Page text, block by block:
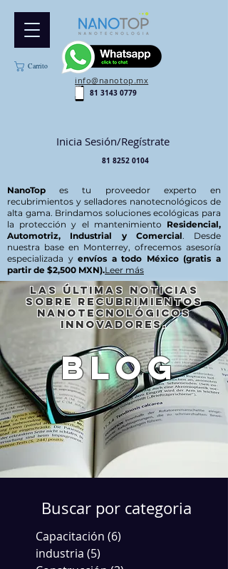
Carrito
info@nanotop.mx
81 3143 0779
Inicia Sesión/Regístrate
81 8252 0104
NanoTop es tu proveedor experto en
recubrimientos y selladores nanotecnológicos de
alta gama. Brindamos soluciones ecológicas para
la protección y el mantenimiento Residencial,
Automotriz, Industrial y Comercial. Desde
nuestra base en Monterrey, ofrecemos asesoría
especializada yenvíos a todo México (gratis a
partir de $2,500 MXN).Leer más
Las últimas noticias
sobre recubrimientos
nanotecnológicos
innovadores.
blog
Buscar por categoria
Capacitación (6)
industria (5)